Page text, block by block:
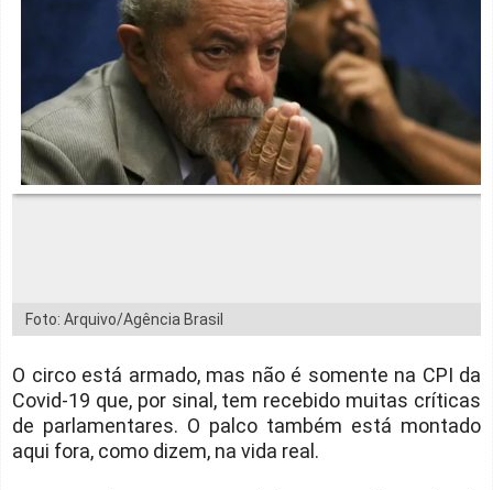
Foto: Arquivo/Agência Brasil
O circo está armado, mas não é somente na CPI da
Covid-19 que, por sinal, tem recebido muitas críticas
de parlamentares. O palco também está montado
aqui fora, como dizem, na vida real.